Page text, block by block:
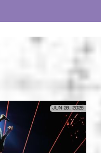
JUN 26, 2026